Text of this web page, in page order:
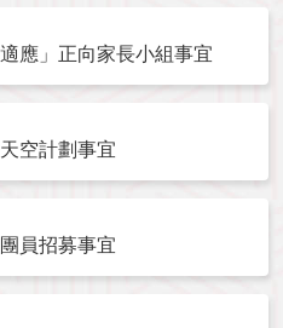
應」正向家長小組事宜
空計劃事宜
員招募事宜